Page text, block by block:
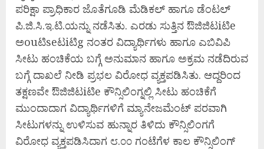
ಪರಿಕ್ಷಾ ಪ್ರಾಧಿಕಾರ ಜೊತೆಗೂಡಿ ಮೆಡಿಕಲ್ ಹಾಗೂ ಡೆಂಟಲ್
ಪಿ.ಜಿ.ಸಿ.ಇ.ಟಿ.ಯನ್ನು ನಡೆಸಿತು. ಎರಡು ಸುತ್ತಿನ ಔಜಿಜಿಟiಟಿe
ಅouಟಿseಟiಟಿg ನಂತರ ವಿದ್ಯಾರ್ಥಿಗಳು ಹಾಗೂ ಎಬಿವಿಪಿ
ಸೀಟು ಹಂಚಿಕೆಯ ಬಗ್ಗೆ ಅನುಮಾನ ಹಾಗೂ ಅಕ್ರಮ ನಡೆದಿರುವ
ಬಗ್ಗೆ ದಾಖಲೆ ನೀಡಿ ಪ್ರಭಲ ವಿರೋಧ ವ್ಯಕ್ತಪಡಿಸಿತು. ಆದ್ದರಿಂದ
ತಕ್ಷಣವೇ ಔಜಿಜಿಟiಟಿe ಕೌನ್ಸಿಲಿಂಗ್ನಲ್ಲಿ ಸೀಟು ಹಂಚಿಕೆಗೆ
ಮುಂದಾದಾಗ ವಿದ್ಯಾರ್ಥಿಗಳಿಗೆ ಮ್ಯಾನೇಜಮೆಂಟ್ ಪರವಾಗಿ
ಸೀಟುಗಳನ್ನು ಉಳಿಸುವ ಹುನ್ನಾರ ತಿಳಿದು ಕೌನ್ಸಿಲಿಂಗಗೆ
ವಿರೋಧ ವ್ಯಕ್ತಪಡಿಸಿದಾಗ ೮.೦೦ ಗಂಟೆಗೆಳ ಕಾಲ ಕೌನ್ಸಿಲಿಂಗ್